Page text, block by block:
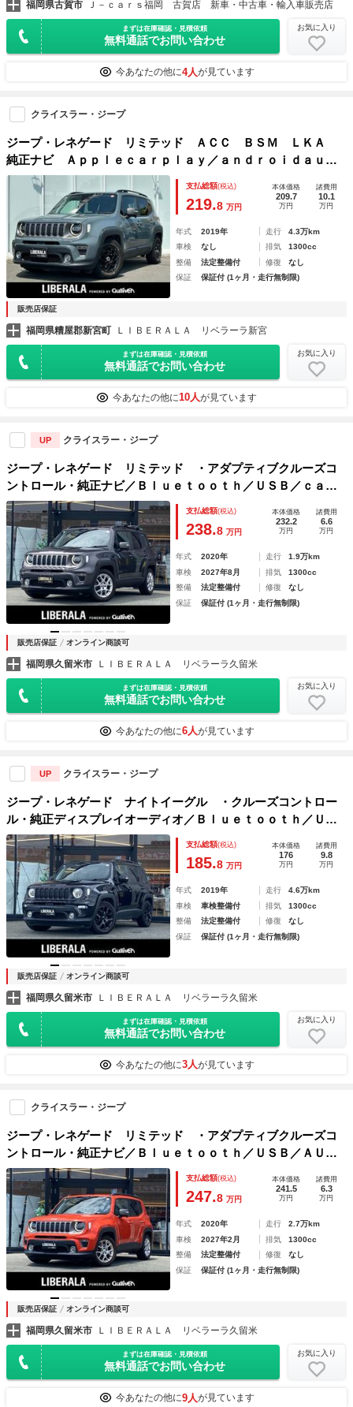
福岡県古賀市 Ｊ－ｃａｒｓ福岡 古賀店 新車・中古車・輸入車販売店
まずは在庫確認・見積依頼
無料通話でお問い合わせ
お気に入り
今あなたの他に4人が見ています
クライスラー・ジープ
ジープ・レネゲード リミテッド ＡＣＣ ＢＳＭ ＬＫＡ
純正ナビ Ａｐｐｌｅｃａｒｐｌａｙ／ａｎｄｒｏｉｄａｕｔ
ｏ Ｂｌｕｅｔｏｏｔｈ Ｂカメラ 黒革 シートＨ ハンド
ルヒーター ＬＥＤ 記録簿 保証書 取説 スペアキー Ｅ
支払総額(税込)
219.8 万円
本体価格
209.7
万円
諸費用
10.1
万円
年式 2019年 走行
4.3万km
車検
なし 排気
1300cc
整備
法定整備付 修復
なし
保証
保証付 (1ヶ月・走行無制限)
販売店保証
福岡県糟屋郡新宮町 ＬＩＢＥＲＡＬＡ リベラーラ新宮
まずは在庫確認・見積依頼
無料通話でお問い合わせ
お気に入り
今あなたの他に10人が見ています
UP クライスラー・ジープ
ジープ・レネゲード リミテッド ・アダプティブクルーズコ
ントロール・純正ナビ／Ｂｌｕｅｔｏｏｔｈ／ＵＳＢ／ｃａｒ
ｐｌａｙ・バックカメラ・黒革シート／シートヒーター・フル
セグ・ＥＴＣ・純正１７ＡＷ・保証書・取扱説明書・スペアキ
ー
支払総額(税込)
238.8 万円
本体価格
232.2
万円
諸費用
6.6
万円
年式 2020年 走行
1.9万km
車検
2027年8月 排気
1300cc
整備
法定整備付 修復
なし
保証
保証付 (1ヶ月・走行無制限)
販売店保証 オンライン商談可
福岡県久留米市 ＬＩＢＥＲＡＬＡ リベラーラ久留米
まずは在庫確認・見積依頼
無料通話でお問い合わせ
お気に入り
今あなたの他に6人が見ています
UP クライスラー・ジープ
ジープ・レネゲード ナイトイーグル ・クルーズコントロー
ル・純正ディスプレイオーディオ／Ｂｌｕｅｔｏｏｔｈ／ＵＳ
Ｂ／ＡＵＸ・バックカメラ・ＥＴＣ・純正１８ＡＷ・Ｂｅａｔ
ｓサウンド・ブラインドスポット・レーンキープアシスト・ス
ペアキー
支払総額(税込)
185.8 万円
本体価格
176
万円
諸費用
9.8
万円
年式 2019年 走行
4.6万km
車検
車検整備付 排気
1300cc
整備
法定整備付 修復
なし
保証
保証付 (1ヶ月・走行無制限)
販売店保証 オンライン商談可
福岡県久留米市 ＬＩＢＥＲＡＬＡ リベラーラ久留米
まずは在庫確認・見積依頼
無料通話でお問い合わせ
お気に入り
今あなたの他に3人が見ています
クライスラー・ジープ
ジープ・レネゲード リミテッド ・アダプティブクルーズコ
ントロール・純正ナビ／Ｂｌｕｅｔｏｏｔｈ／ＵＳＢ／ＡＵ
Ｘ・白革シート／シートヒーター・ドライブレコーダー・フル
セグ・ＥＴＣ２．０・純正１７ＡＷ・取扱説明書・保証書・ス
ペアキー
支払総額(税込)
247.8 万円
本体価格
241.5
万円
諸費用
6.3
万円
年式 2020年 走行
2.7万km
車検
2027年2月 排気
1300cc
整備
法定整備付 修復
なし
保証
保証付 (1ヶ月・走行無制限)
販売店保証 オンライン商談可
福岡県久留米市 ＬＩＢＥＲＡＬＡ リベラーラ久留米
まずは在庫確認・見積依頼
無料通話でお問い合わせ
お気に入り
今あなたの他に9人が見ています